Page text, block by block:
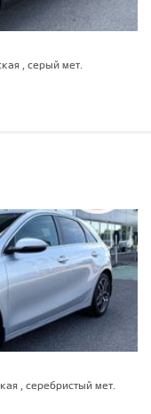
, серый мет.
, серебристый мет.